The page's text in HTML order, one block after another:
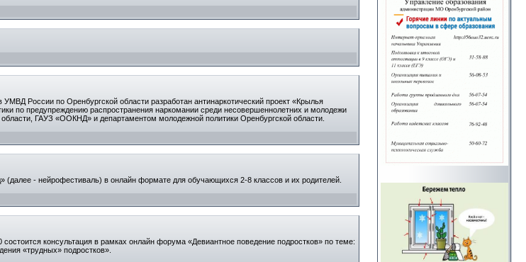
России по Оренбургской области разработан антинаркотический проект «Крылья
по предупреждению распространения наркомании среди несовершеннолетних и молодежи
ГАУЗ «ООКНД» и департаментом молодежной политики Оренбургской области.
- нейрофестиваль) в онлайн формате для обучающихся 2-8 классов и их родителей.
консультация в рамках онлайн форума «Девиантное поведение подростков» по теме:
«трудных» подростков».